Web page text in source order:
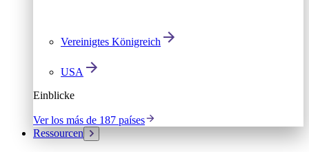
Vereinigtes Königreich
USA
Einblicke
Ver los más de 187 países
Ressourcen